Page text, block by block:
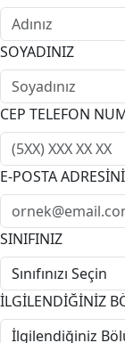
SOYADINIZ
CEP TELEFON
E-POSTA
SINIFINIZ
İLGİLENDİĞİNİZ